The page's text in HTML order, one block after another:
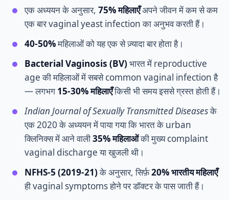
एक अध्ययन के अनुसार, 75% महिलाएँअपने जीवन में कम से कम
एक बार vaginal yeast infection का अनुभव करती हैं।
40-50%महिलाओं को यह एक से ज़्यादा बार होता है।
Bacterial Vaginosis (BV)भारत में reproductive
age की महिलाओं में सबसे common vaginal infection है
— लगभग 15-30% महिलाएँकिसी भी समय इससे ग्रस्त होती हैं।
Indian Journal of Sexually Transmitted Diseasesके
एक 2020 के अध्ययन में पाया गया कि भारत के urban
क्लिनिक्स में आने वाली35% महिलाओंकी मुख्य complaint
vaginal discharge या खुजली थी।
NFHS-5 (2019-21)के अनुसार, सिर्फ़20% भारतीय महिलाएँ
ही vaginal symptoms होने पर डॉक्टर के पास जाती हैं।